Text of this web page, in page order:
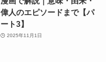
偉人のエピソードまで【パ
ート3】
2025年11月1日